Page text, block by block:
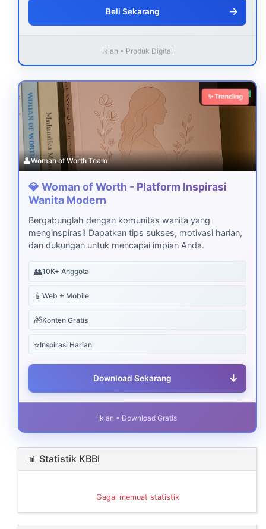
Beli Sekarang →
Iklan • Produk Digital
Download
✨ Trending
👤Woman of Worth Team
💎 Woman of Worth - Platform Inspirasi
Wanita Modern
Bergabunglah dengan komunitas wanita yang
menginspirasi! Dapatkan tips sukses, motivasi harian,
dan dukungan untuk mencapai impian Anda.
👥10K+ Anggota
📱 Web + Mobile
🎁Konten Gratis
⭐Inspirasi Harian
Download Sekarang ↓
Iklan • Download Gratis
📊 Statistik KBBI
Gagal memuat statistik